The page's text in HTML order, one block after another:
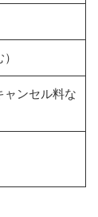
ャンセル料な